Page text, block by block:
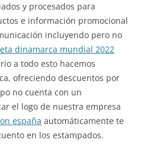
y procesados para
e información promocional
incluyendo pero no
dinamarca mundial 2022
a todo esto hacemos
ofreciendo descuentos por
no cuenta con un
el logo de nuestra empresa
españa automáticamente te
en los estampados.